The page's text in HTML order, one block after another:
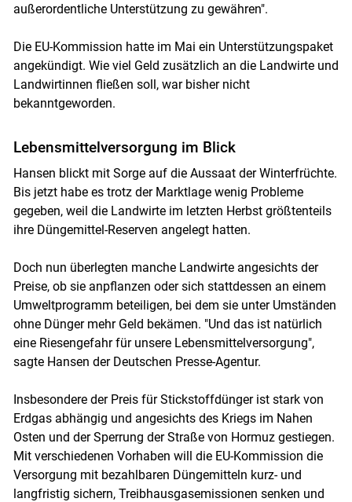
außerordentliche Unterstützung zu gewähren".
Die EU-Kommission hatte im Mai ein Unterstützungspaket
angekündigt. Wie viel Geld zusätzlich an die Landwirte und
Landwirtinnen fließen soll, war bisher nicht
bekanntgeworden.
Lebensmittelversorgung im Blick
Hansen blickt mit Sorge auf die Aussaat der Winterfrüchte.
Bis jetzt habe es trotz der Marktlage wenig Probleme
gegeben, weil die Landwirte im letzten Herbst größtenteils
ihre Düngemittel-Reserven angelegt hatten.
Doch nun überlegten manche Landwirte angesichts der
Preise, ob sie anpflanzen oder sich stattdessen an einem
Umweltprogramm beteiligen, bei dem sie unter Umständen
ohne Dünger mehr Geld bekämen. "Und das ist natürlich
eine Riesengefahr für unsere Lebensmittelversorgung",
sagte Hansen der Deutschen Presse-Agentur.
Insbesondere der Preis für Stickstoffdünger ist stark von
Erdgas abhängig und angesichts des Kriegs im Nahen
Osten und der Sperrung der Straße von Hormuz gestiegen.
Mit verschiedenen Vorhaben will die EU-Kommission die
Versorgung mit bezahlbaren Düngemitteln kurz- und
langfristig sichern, Treibhausgasemissionen senken und